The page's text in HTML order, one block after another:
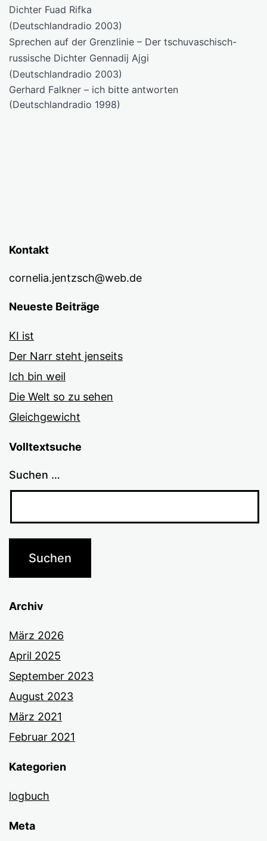
Dichter Fuad Rifka
(Deutschlandradio 2003)
Sprechen auf der Grenzlinie – Der tschuvaschisch-
russische Dichter Gennadij Ajgi
(Deutschlandradio 2003)
Gerhard Falkner – ich bitte antworten
(Deutschlandradio 1998)
Kontakt
cornelia.jentzsch@web.de
Neueste Beiträge
KI ist
Der Narr steht jenseits
Ich bin weil
Die Welt so zu sehen
Gleichgewicht
Volltextsuche
Suchen …
Archiv
März 2026
April 2025
September 2023
August 2023
März 2021
Februar 2021
Kategorien
logbuch
Meta